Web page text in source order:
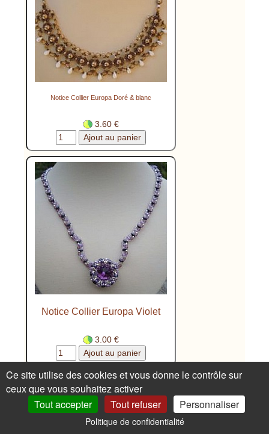
Notice Collier Europa Doré & blanc
3.60 €
Notice Collier Europa Violet
3.00 €
Ce site utilise des cookies et vous donne le contrôle sur
ceux que vous souhaitez activer
Tout accepter
Tout refuser Personnaliser
Politique de confidentialité